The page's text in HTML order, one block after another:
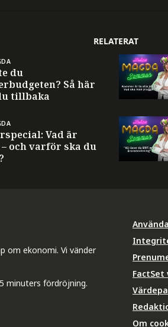
RELATERAT
du
Så här
tillbaka
Vad är
– och varför ska du
om ekonomi. Vi vänder
minuters fördröjning.
FactSet
Om